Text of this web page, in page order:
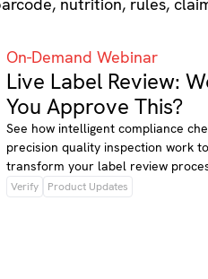
On-Demand Webinar
Live Label Review:
You Approve This?
See how intelligent compliance
precision quality inspection work
transform your label review
Verify Product Updates